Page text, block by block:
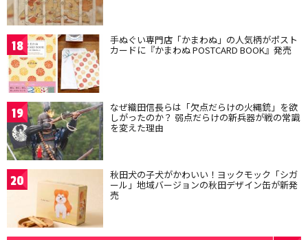
18 手ぬぐい専門店「かまわぬ」の人気柄がポスト
カードに『かまわぬ POSTCARD BOOK』発売
19 なぜ織田信長らは「欠点だらけの火縄銃」を欲
しがったのか？ 弱点だらけの新兵器が戦の常識
を変えた理由
20 秋田犬の子犬がかわいい！ヨックモック「シガ
ール」地域バージョンの秋田デザイン缶が新発
売